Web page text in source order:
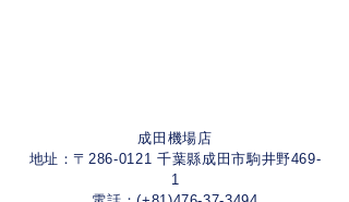
成田機場店
地址：〒286-0121 千葉縣成田市駒井野469-
1